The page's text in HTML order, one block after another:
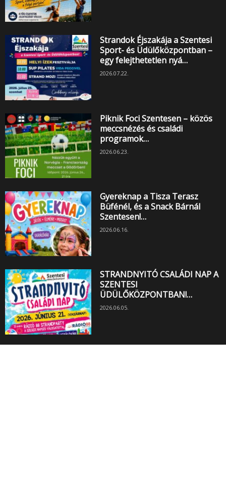
Strandok Éjszakája a Szentesi
Sport- és Üdülőközpontban –
egy felejthetetlen nyá…
2026.07.22.
Piknik Foci Szentesen – közös
meccsnézés és családi
programok…
2026.06.23.
Gyereknap a Tisza Terasz
Büfénél, és a Snack Bárnál
Szentesen!…
2026.06.16.
STRANDNYITÓ CSALÁDI NAP A
SZENTESI
ÜDÜLŐKÖZPONTBAN!…
2026.06.05.